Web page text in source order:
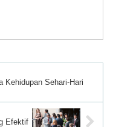
Kehidupan Sehari-Hari
Efektif